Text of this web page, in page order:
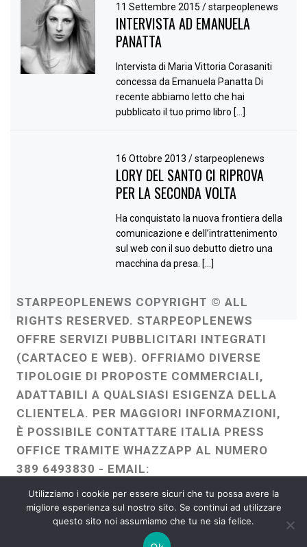
11 Settembre 2015/ starpeoplenews
INTERVISTA AD EMANUELA
PANATTA
Intervista di Maria Vittoria Corasaniti
concessa da Emanuela Panatta Di
recente abbiamo letto che hai
pubblicato il tuo primo libro […]
16 Ottobre 2013/ starpeoplenews
LORY DEL SANTO CI RIPROVA
PER LA SECONDA VOLTA
Ha conquistato la nuova frontiera della
comunicazione e dell’intrattenimento
sul web con il suo debutto dietro una
macchina da presa. […]
STARPEOPLENEWS COPYRIGHT © ALL
RIGHTS RESERVED. STARPEOPLENEWS
OFFRE SERVIZI PUBBLICITARI INTEGRATI
(CARTACEO E WEB). OFFRIAMO DIVERSE
TIPOLOGIE DI PROPOSTE COMMERCIALI,
ADATTABILI A QUALSIASI ESIGENZA DELLA
CLIENTELA. PER MAGGIORI INFORMAZIONI,
È POSSIBILE CONTATTARE ITALIA PRESS
OFFICE TRAMITE WHAZZAPP AL NUMERO
389 6493830 - EMAIL:
ITALIAPRESSOFFICE@GMAIL.COM
WEBMASTER :FRANCESCO GENTILE
FREELANCE
Utilizziamo i cookie per essere sicuri che tu possa avere la
migliore esperienza sul nostro sito. Se continui ad utilizzare
questo sito noi assumiamo che tu ne sia felice.